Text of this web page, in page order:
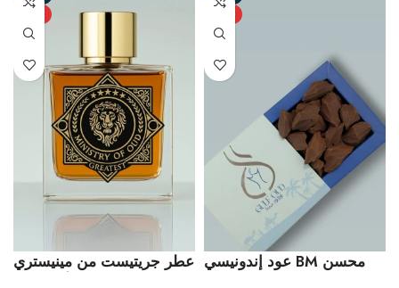
عطر جريتيست من مينيستري
عود إندونيسي BM محسن